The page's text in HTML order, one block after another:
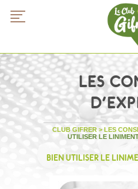
LES
CLUB GIFRER > LES
UTILISER LE
BIEN UTILISER LE